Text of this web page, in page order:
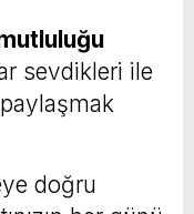
sevdikleri ile
doğru